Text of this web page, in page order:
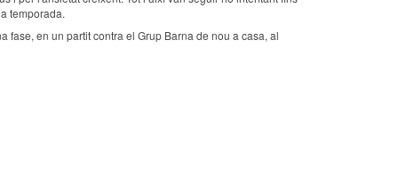
temporada.
fase, en un partit contra el Grup Barna de nou a casa, al